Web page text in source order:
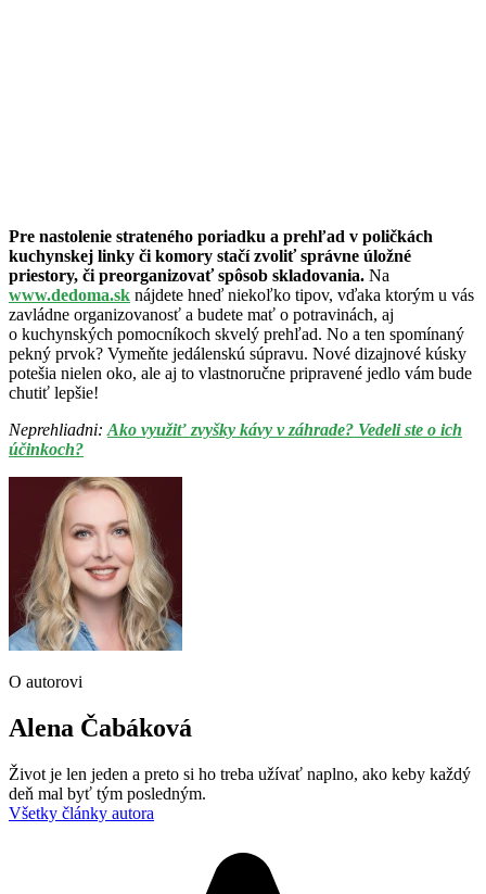
Pre nastolenie strateného poriadku a prehľad v poličkách
kuchynskej linky či komory stačí zvoliť správne úložné
priestory, či preorganizovať spôsob skladovania. Na
www.dedoma.sk nájdete hneď niekoľko tipov, vďaka ktorým u vás
zavládne organizovanosť a budete mať o potravinách, aj
o kuchynských pomocníkoch skvelý prehľad. No a ten spomínaný
pekný prvok? Vymeňte jedálenskú súpravu. Nové dizajnové kúsky
potešia nielen oko, ale aj to vlastnoručne pripravené jedlo vám bude
chutiť lepšie!
Neprehliadni: Ako využiť zvyšky kávy v záhrade? Vedeli ste o ich
účinkoch?
O autorovi
Alena Čabáková
Život je len jeden a preto si ho treba užívať naplno, ako keby každý
deň mal byť tým posledným.
Všetky články autora